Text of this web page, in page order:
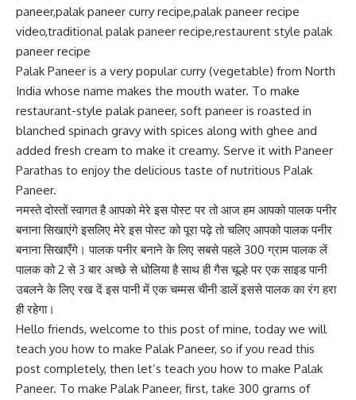
paneer,palak paneer curry recipe,palak paneer recipe
video,traditional palak paneer recipe,restaurent style palak
paneer recipe
Palak Paneer is a very popular curry (vegetable) from North
India whose name makes the mouth water. To make
restaurant-style palak paneer, soft paneer is roasted in
blanched spinach gravy with spices along with ghee and
added fresh cream to make it creamy. Serve it with Paneer
Parathas to enjoy the delicious taste of nutritious Palak
Paneer.
नमस्ते दोस्तों स्वागत है आपको मेरे इस पोस्ट पर तो आज हम आपको पालक पनीर
बनाना सिखाएंगे इसलिए मेरे इस पोस्ट को पूरा पढ़े तो चलिए आपको पालक पनीर
बनाना सिखाएँगे। पालक पनीर बनाने के लिए सबसे पहले 300 ग्राम पालक लें
पालक को 2 से 3 बार अच्छे से धोलिया है साथ ही गैस चूल्हे पर एक साइड पानी
उबलने के लिए रख दें इस पानी में एक चम्मस चीनी डालें इससे पालक का रंग हरा
ही रहेगा।
Hello friends, welcome to this post of mine, today we will
teach you how to make Palak Paneer, so if you read this
post completely, then let’s teach you how to make Palak
Paneer. To make Palak Paneer, first, take 300 grams of